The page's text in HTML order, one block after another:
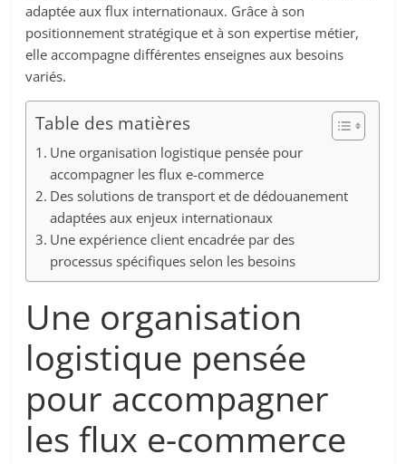
adaptée aux flux internationaux. Grâce à son
positionnement stratégique et à son expertise métier,
elle accompagne différentes enseignes aux besoins
variés.
Table des matières
Une organisation logistique pensée pour
accompagner les flux e-commerce
Des solutions de transport et de dédouanement
adaptées aux enjeux internationaux
Une expérience client encadrée par des
processus spécifiques selon les besoins
Une organisation
logistique pensée
pour accompagner
les flux e-commerce